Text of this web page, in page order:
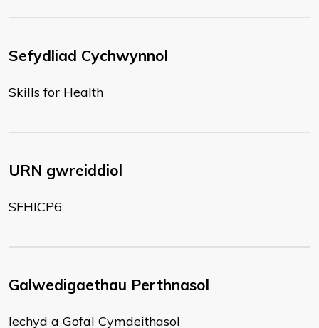
Sefydliad Cychwynnol
Skills for Health
URN gwreiddiol
SFHICP6
Galwedigaethau Perthnasol
Iechyd a Gofal Cymdeithasol